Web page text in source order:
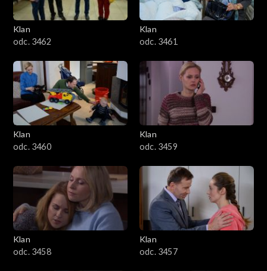
Klan
odc. 3462
Klan
odc. 3461
Klan
odc. 3460
Klan
odc. 3459
Klan
odc. 3458
Klan
odc. 3457